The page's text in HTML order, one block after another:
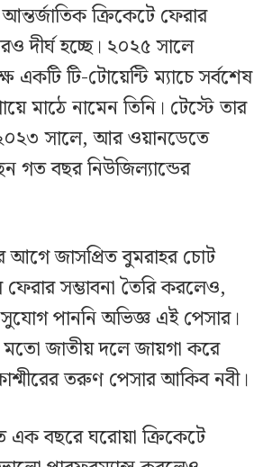
ক্রিকেটে ফেরার
দীর্ঘ হচ্ছে। ২০২৫ সালে
একটি টি-টোয়েন্টি ম্যাচে সর্বশেষ
মাঠে নামেন তিনি। টেস্টে তার
সালে, আর ওয়ানডেতে
গত বছর নিউজিল্যান্ডের
আগে জাসপ্রিত বুমরাহর চোট
সম্ভাবনা তৈরি করলেও,
পাননি অভিজ্ঞ এই পেসার।
মতো জাতীয় দলে জায়গা করে
তরুণ পেসার আকিব নবী।
এক বছরে ঘরোয়া ক্রিকেটে